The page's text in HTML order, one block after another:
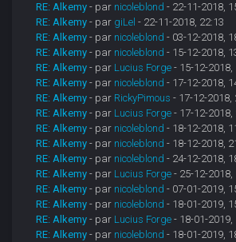
RE: Alkemy - par nicoleblond - 22-11-2018,
RE: Alkemy - par giLel - 22-11-2018, 22:13
RE: Alkemy - par nicoleblond - 03-12-2018,
RE: Alkemy - par nicoleblond - 15-12-2018,
RE: Alkemy - par Lucius Forge - 15-12-2018,
RE: Alkemy - par nicoleblond - 17-12-2018,
RE: Alkemy - par RickyPimous - 17-12-2018,
RE: Alkemy - par Lucius Forge - 17-12-2018,
RE: Alkemy - par nicoleblond - 18-12-2018,
RE: Alkemy - par nicoleblond - 18-12-2018,
RE: Alkemy - par nicoleblond - 24-12-2018,
RE: Alkemy - par Lucius Forge - 25-12-2018,
RE: Alkemy - par nicoleblond - 07-01-2019,
RE: Alkemy - par nicoleblond - 18-01-2019,
RE: Alkemy - par Lucius Forge - 18-01-2019,
RE: Alkemy - par nicoleblond - 18-01-2019,